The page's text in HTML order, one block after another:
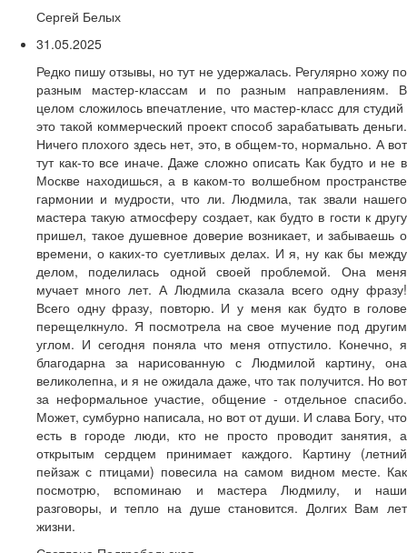
Сергей Белых
31.05.2025
Редко пишу отзывы, но тут не удержалась. Регулярно хожу по
разным мастер-классам и по разным направлениям. В
целом сложилось впечатление, что мастер-класс для студий
это такой коммерческий проект способ зарабатывать деньги.
Ничего плохого здесь нет, это, в общем-то, нормально. А вот
тут как-то все иначе. Даже сложно описать Как будто и не в
Москве находишься, а в каком-то волшебном пространстве
гармонии и мудрости, что ли. Людмила, так звали нашего
мастера такую атмосферу создает, как будто в гости к другу
пришел, такое душевное доверие возникает, и забываешь о
времени, о каких-то суетливых делах. И я, ну как бы между
делом, поделилась одной своей проблемой. Она меня
мучает много лет. А Людмила сказала всего одну фразу!
Всего одну фразу, повторю. И у меня как будто в голове
перещелкнуло. Я посмотрела на свое мучение под другим
углом. И сегодня поняла что меня отпустило. Конечно, я
благодарна за нарисованную с Людмилой картину, она
великолепна, и я не ожидала даже, что так получится. Но вот
за неформальное участие, общение - отдельное спасибо.
Может, сумбурно написала, но вот от души. И слава Богу, что
есть в городе люди, кто не просто проводит занятия, а
открытым сердцем принимает каждого. Картину (летний
пейзаж с птицами) повесила на самом видном месте. Как
посмотрю, вспоминаю и мастера Людмилу, и наши
разговоры, и тепло на душе становится. Долгих Вам лет
жизни.